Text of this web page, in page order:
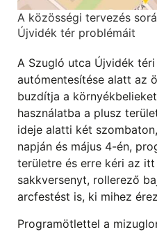
A közösségi tervezés
Újvidék tér problémáit
A Szugló utca Újvidék
autómentesítése alatt az
buzdítja a
használatba a plusz
ideje alatti két
napján és május 4-én,
területre és erre kéri az
sakkversenyt, rollerező
arcfestést is, ki mihez
Programötlettel a